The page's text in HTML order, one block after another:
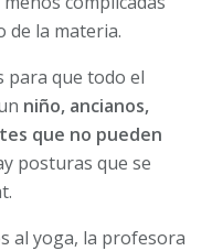
de la materia.
para que todo el
niño, ancianos,
que no pueden
posturas que se
al yoga, la profesora